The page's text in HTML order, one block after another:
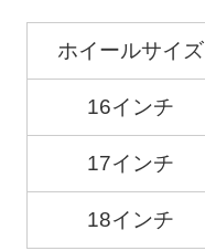
ホイールサイズ
16インチ
17インチ
18インチ